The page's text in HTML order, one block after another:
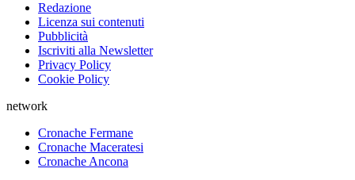
Redazione
Licenza sui contenuti
Pubblicità
Iscriviti alla Newsletter
Privacy Policy
Cookie Policy
network
Cronache Fermane
Cronache Maceratesi
Cronache Ancona